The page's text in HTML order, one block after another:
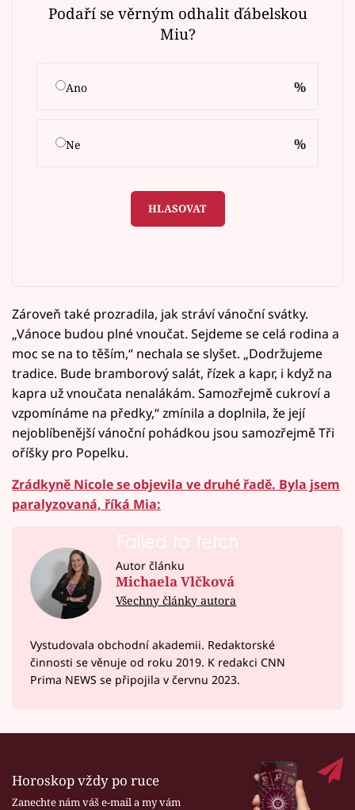
Podaří se věrným odhalit ďábelskou
Miu?
Ano %
Ne %
HLASOVAT
Zároveň také prozradila, jak stráví vánoční svátky.
„Vánoce budou plné vnoučat. Sejdeme se celá rodina a
moc se na to těším,“ nechala se slyšet. „Dodržujeme
tradice. Bude bramborový salát, řízek a kapr, i když na
kapra už vnoučata nenalákám. Samozřejmě cukroví a
vzpomínáme na předky,“ zmínila a doplnila, že její
nejoblíbenější vánoční pohádkou jsou samozřejmě Tři
oříšky pro Popelku.
Zrádkyně Nicole se objevila ve druhé řadě. Byla jsem
paralyzovaná, říká Mia:
Failed to fetch
Autor článku
Michaela Vlčková
Všechny články autora
Vystudovala obchodní akademii. Redaktorské
činnosti se věnuje od roku 2019. K redakci CNN
Prima NEWS se připojila v červnu 2023.
Horoskop vždy po ruce
Zanechte nám váš e-mail a my vám